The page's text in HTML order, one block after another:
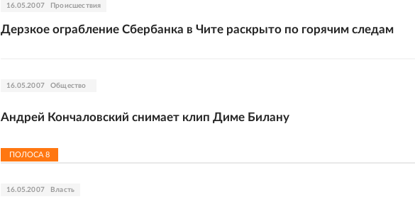
16.05.2007 Происшествия
Дерзкое ограбление Сбербанка в Чите раскрыто по горячим следам
16.05.2007 Общество
Андрей Кончаловский снимает клип Диме Билану
ПОЛОСА 8
16.05.2007 Власть